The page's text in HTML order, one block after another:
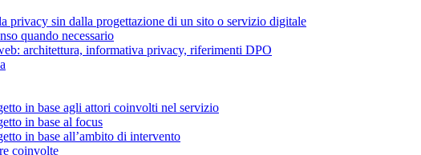
privacy sin dalla progettazione di un sito o servizio digitale
quando necessario
architettura, informativa privacy, riferimenti DPO
in base agli attori coinvolti nel servizio
in base al focus
in base all’ambito di intervento
coinvolte